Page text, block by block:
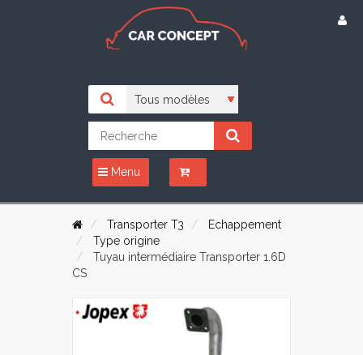
Menu
Transporter T3
Echappement
Type origine
Tuyau intermédiaire Transporter 1.6D
CS